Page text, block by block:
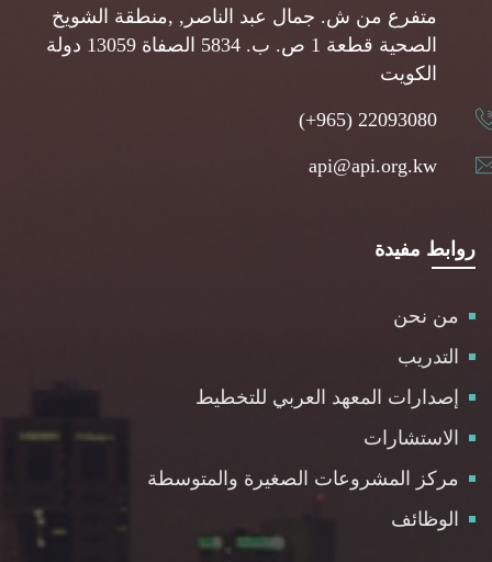
متفرع من ش. جمال عبد الناصر, ,منطقة الشويخ
الصحية قطعة 1 ص. ب. 5834 الصفاة 13059 دولة
الكويت
(+965) 22093080
api@api.org.kw
روابط مفيدة
من نحن
التدريب
إصدارات المعهد العربي للتخطيط
الاستشارات
مركز المشروعات الصغيرة والمتوسطة
الوظائف